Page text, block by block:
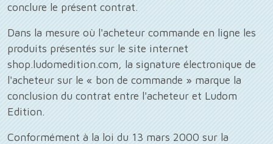
conclure le présent contrat.
Dans la mesure où l'acheteur commande en ligne les
produits présentés sur le site internet
shop.ludomedition.com, la signature électronique de
l'acheteur sur le « bon de commande » marque la
conclusion du contrat entre l'acheteur et Ludom
Edition.
Conformément à la loi du 13 mars 2000 sur la